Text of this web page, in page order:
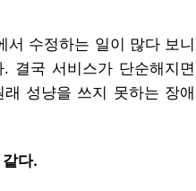
수정하는 일이 많다 보니
결국 서비스가 단순해지면
성냥을 쓰지 못하는 장애
다.